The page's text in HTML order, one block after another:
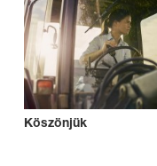
Köszönjük